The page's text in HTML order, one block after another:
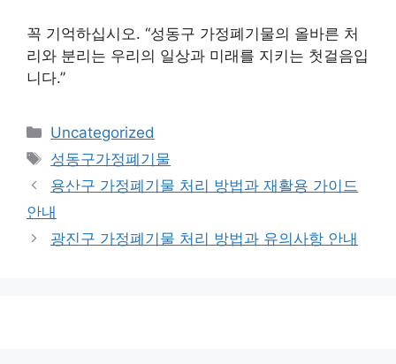
꼭 기억하십시오. “성동구 가정폐기물의 올바른 처
리와 분리는 우리의 일상과 미래를 지키는 첫걸음입
니다.”
카
테
고
리
Uncategorized
태
그
성동구가정폐기물
용산구 가정폐기물 처리 방법과 재활용 가이드
안내
광진구 가정폐기물 처리 방법과 유의사항 안내